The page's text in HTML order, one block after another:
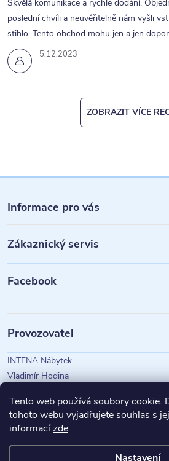
Tento web používá soubory cookie.
tohoto webu vyjadřujete souhlas s
informacízde.
Nastavení
5.12.2023
Skvělá komunikace a rychle dodání.
poslední chvíli a neuvěřitelně nám vyšli
stihlo. Tento obchod mohu jen a jen
ZOBRAZIT VÍCE
á
p
a
Informace pro vás
Zákaznický servis
Facebook
Provozovatel
INTENA Nábytek
Vladimír Hodina